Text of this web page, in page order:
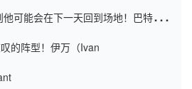
可能会在下一天回到场地！巴特勒迈
的阵型！伊万（Ivan